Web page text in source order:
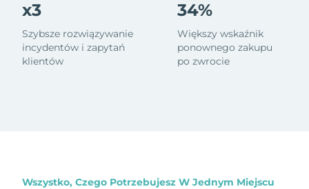
x3
Szybsze rozwiązywanie
incydentów i zapytań
klientów
34%
Większy wskaźnik
ponownego zakupu
po zwrocie
Wszystko, Czego Potrzebujesz W Jednym Miejscu